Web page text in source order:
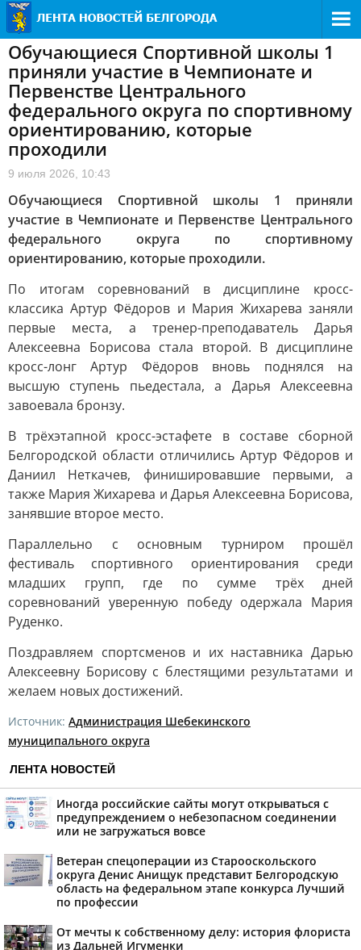
Обучающиеся Спортивной школы 1
приняли участие в Чемпионате и
Первенстве Центрального
федерального округа по спортивному
ориентированию, которые
проходили
9 июля 2026, 10:43
Обучающиеся Спортивной школы 1 приняли
участие в Чемпионате и Первенстве Центрального
федерального округа по спортивному
ориентированию, которые проходили.
По итогам соревнований в дисциплине кросс-
классика Артур Фёдоров и Мария Жихарева заняли
первые места, а тренер-преподаватель Дарья
Алексеевна Борисова стала второй. В дисциплине
кросс-лонг Артур Фёдоров вновь поднялся на
высшую ступень пьедестала, а Дарья Алексеевна
завоевала бронзу.
В трёхэтапной кросс-эстафете в составе сборной
Белгородской области отличились Артур Фёдоров и
Даниил Неткачев, финишировавшие первыми, а
также Мария Жихарева и Дарья Алексеевна Борисова,
занявшие второе место.
Параллельно с основным турниром прошёл
фестиваль спортивного ориентирования среди
младших групп, где по сумме трёх дней
соревнований уверенную победу одержала Мария
Руденко.
Поздравляем спортсменов и их наставника Дарью
Алексеевну Борисову с блестящими результатами и
желаем новых достижений.
Источник: Администрация Шебекинского
муниципального округа
ЛЕНТА НОВОСТЕЙ
Иногда российские сайты могут открываться с
предупреждением о небезопасном соединении
или не загружаться вовсе
Ветеран спецоперации из Старооскольского
округа Денис Анищук представит Белгородскую
область на федеральном этапе конкурса Лучший
по профессии
От мечты к собственному делу: история флориста
из Дальней Игуменки